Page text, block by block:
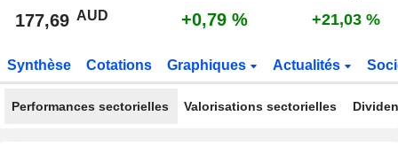
177,69 AUD +0,79 % +21,03 %
Synthèse Cotations Graphiques Actualités
Performances sectorielles Valorisations sectorielles